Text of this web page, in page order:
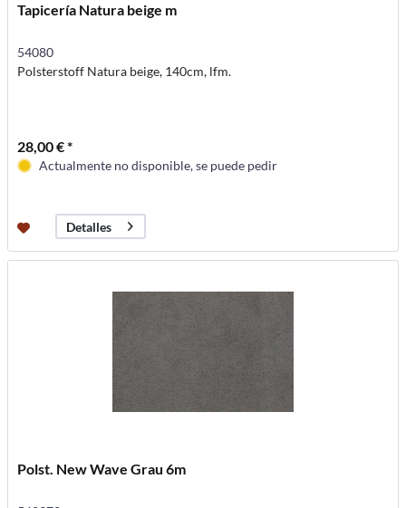
Tapicería Natura beige m
54080
Polsterstoff Natura beige, 140cm, lfm.
28,00 € *
Actualmente no disponible, se puede pedir
Detalles
Polst. New Wave Grau 6m